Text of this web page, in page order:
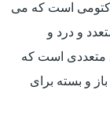
است که می
و درد و
متعددی است که
و بسته برای